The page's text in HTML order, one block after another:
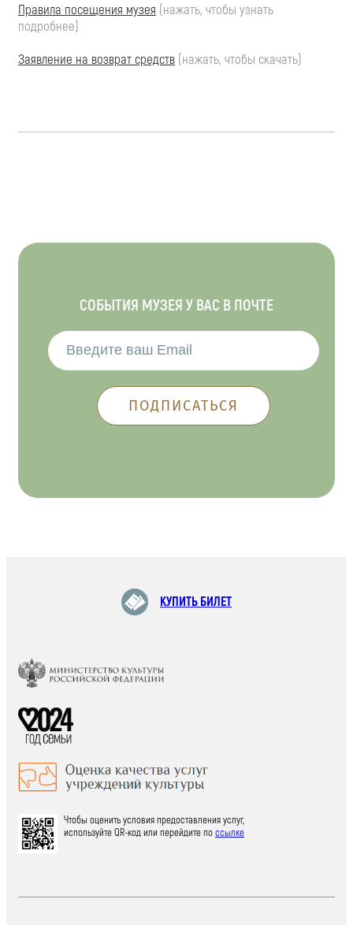
Правила посещения музея (нажать, чтобы узнать
подробнее)
Заявление на возврат средств (нажать, чтобы скачать)
СОБЫТИЯ МУЗЕЯ У ВАС В ПОЧТЕ
КУПИТЬ БИЛЕТ
Чтобы оценить условия предоставления услуг,
используйте QR-код или перейдите поссылке